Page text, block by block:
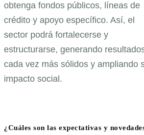
obtenga fondos públicos, líneas de
crédito y apoyo específico. Así, el
sector podrá fortalecerse y
estructurarse, generando
cada vez más sólidos y ampliando
impacto social.
¿Cuáles son las expectativas y